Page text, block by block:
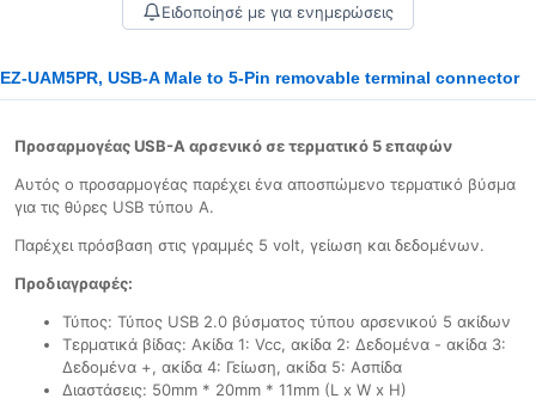
Ειδοποίησέ με για ενημερώσεις
EZ-UAM5PR, USB-A Male to 5-Pin removable terminal connector
Προσαρμογέας USB-A αρσενικό σε τερματικό 5 επαφών
Αυτός ο προσαρμογέας παρέχει ένα αποσπώμενο τερματικό βύσμα
για τις θύρες USB τύπου Α.
Παρέχει πρόσβαση στις γραμμές 5 volt, γείωση και δεδομένων.
Προδιαγραφές:
Τύπος: Τύπος USB 2.0 βύσματος τύπου αρσενικού 5 ακίδων
Τερματικά βίδας: Ακίδα 1: Vcc, ακίδα 2: Δεδομένα - ακίδα 3:
Δεδομένα +, ακίδα 4: Γείωση, ακίδα 5: Ασπίδα
Διαστάσεις: 50mm * 20mm * 11mm (L x W x H)